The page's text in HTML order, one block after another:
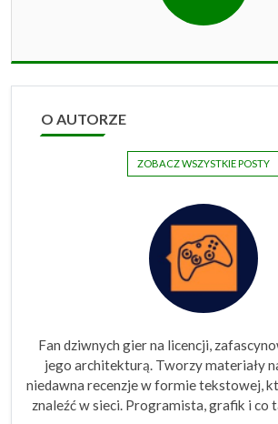
O AUTORZE
ZOBACZ WSZYSTKIE POSTY
Fan dziwnych gier na licencji,
jego architekturą. Tworzy materiały
niedawna recenzje w formie tekstowej,
znaleźć w sieci. Programista, grafik i co